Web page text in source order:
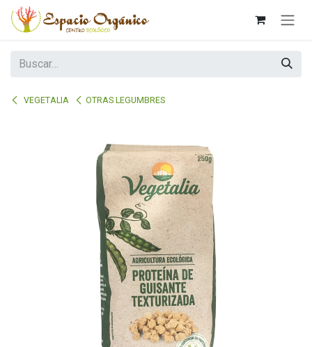
Ir al contenido
VEGETALIA OTRAS LEGUMBRES